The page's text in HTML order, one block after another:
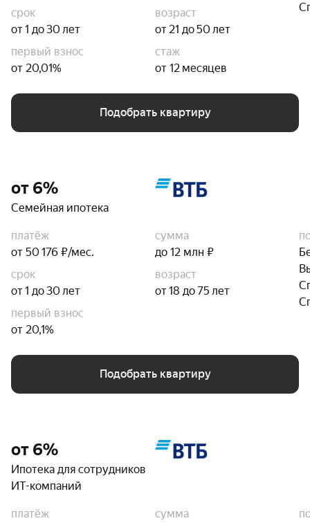
срок
от 1 до 30 лет
возраст
от 21 до 50 лет
первый взнос
от 20,01%
стаж
от 12 месяцев
Подобрать квартиру
от 6%
Семейная ипотека
платёж
от 50 176 ₽/мес.
сумма
до 12 млн ₽
срок
от 1 до 30 лет
возраст
от 18 до 75 лет
первый взнос
от 20,1%
Подобрать квартиру
от 6%
Ипотека для сотрудников
ИТ-компаний
платёж
сумма